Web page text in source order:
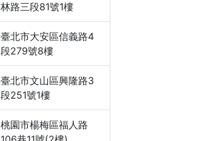
林路三段81號1樓
臺北市大安區信義路4
段279號8樓
臺北市文山區興隆路3
段251號1樓
桃園市楊梅區福人路